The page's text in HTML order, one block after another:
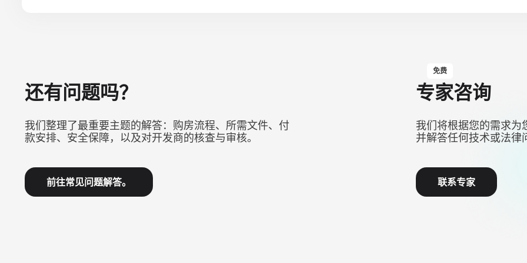
还有问题吗？
我们整理了最重要主题的解答：购房流程、所需文件、付
款安排、安全保障，以及对开发商的核查与审核。
前往常见问题解答。
免费
专家咨询
我们将根据您的需求为
并解答任何技术或法律
联系专家